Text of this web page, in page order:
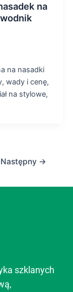
na
na nasadki
wady i cenę,
na stylowe,
Następny →
szklanych